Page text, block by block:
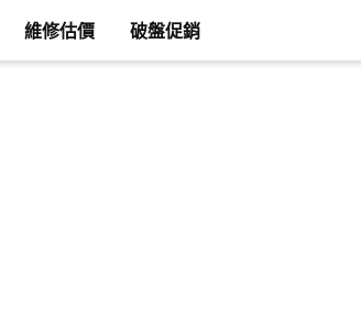
維修估價 破盤促銷